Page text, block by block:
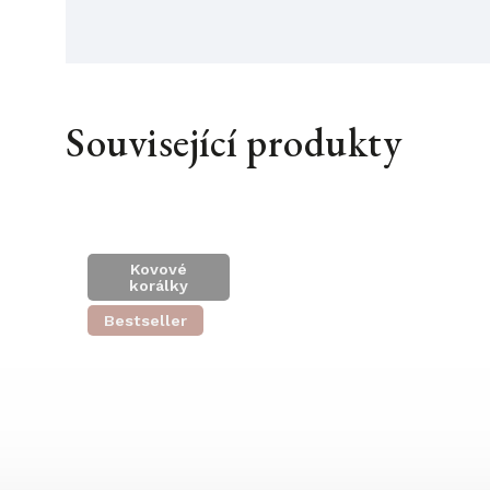
Související produkty
Kovové
korálky
Bestseller